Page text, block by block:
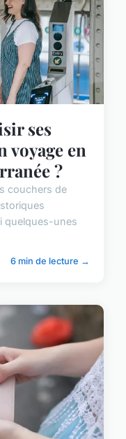
ses
voyage en
?
couchers de
quelques-unes
6 min de lecture →